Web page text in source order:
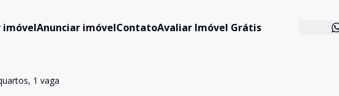
imóvelAnunciar imóvelContatoAvaliar Imóvel Grátis
1 vaga